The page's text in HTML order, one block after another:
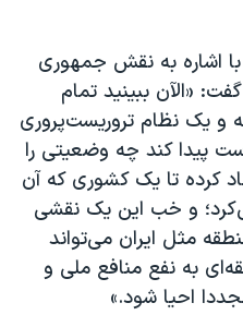
اشاره به نقش جمهوری
«الآن ببینید تمام
و یک نظام تروریست‌پروری
پیدا کند چه وضعیتی را
کرده تا یک کشوری که آن
و خب این یک نقشی
مثل ایران می‌تواند
به نفع منافع ملی و
احیا شود.»